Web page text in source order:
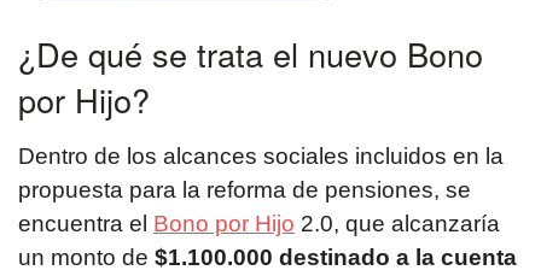
¿De qué se trata el nuevo Bono
por Hijo?
Dentro de los alcances sociales incluidos en la
propuesta para la reforma de pensiones, se
encuentra el Bono por Hijo 2.0, que alcanzaría
un monto de $1.100.000 destinado a la cuenta